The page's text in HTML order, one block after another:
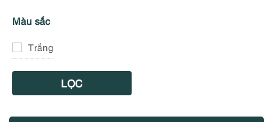
Màu sắc
Trắng
LỌC